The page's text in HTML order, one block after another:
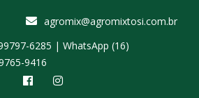
agromix@agromixtosi.com.br
6285 | WhatsApp (16)
9416